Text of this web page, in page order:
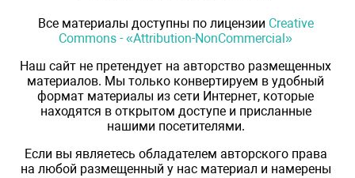
Все материалы доступны по лицензии Creative
Commons - «Attribution-NonCommercial»
Наш сайт не претендует на авторство размещенных
материалов. Мы только конвертируем в удобный
формат материалы из сети Интернет, которые
находятся в открытом доступе и присланные
нашими посетителями.
Если вы являетесь обладателем авторского права
на любой размещенный у нас материал и намерены